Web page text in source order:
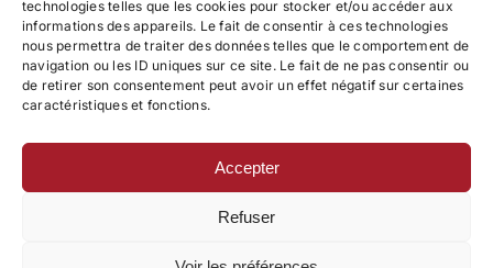
technologies telles que les cookies pour stocker et/ou accéder aux
informations des appareils. Le fait de consentir à ces technologies
nous permettra de traiter des données telles que le comportement de
navigation ou les ID uniques sur ce site. Le fait de ne pas consentir ou
de retirer son consentement peut avoir un effet négatif sur certaines
caractéristiques et fonctions.
Accepter
Refuser
Pédagogie ignatienne
Centre d’étude Pédagogique – Ignatien
Formation à la pastorale